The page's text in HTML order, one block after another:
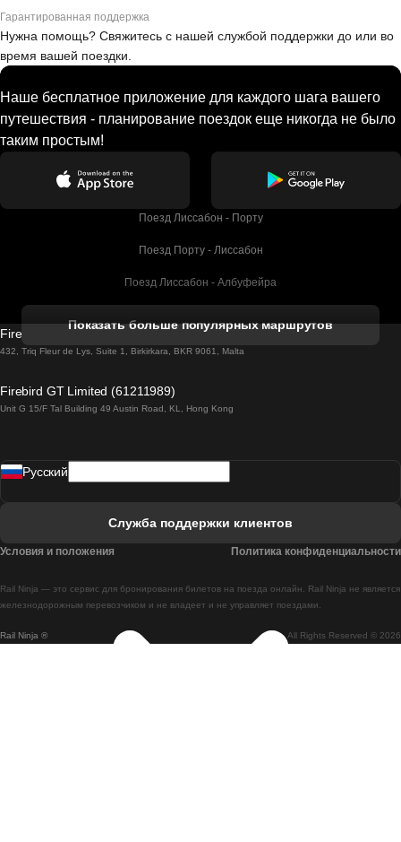
Гарантированная поддержка
Нужна помощь? Свяжитесь с нашей службой поддержки до или во
время вашей поездки.
Наше бесплатное приложение для каждого шага вашего
путешествия - планирование поездок еще никогда не было
таким простым!
Поезд Лиссабон - Порту
Поезд Порту - Лиссабон
Поезд Лиссабон - Албуфейра
Поезд Лиссабон - Лагос
Поезд Лиссабон - Мадрид
Поезд Лиссабон - Брага
Поезд Брага - Лиссабон
Показать больше популярных маршрутов
Firebird GT Limited (OC 1451)
432, Triq Fleur de Lys, Suite 1, Birkirkara, BKR 9061, Malta
Firebird GT Limited (61211989)
Unit G 15/F Tal Building 49 Austin Road, KL, Hong Kong
Rail Ninja ® All Rights Reserved © 2026
Rail Ninja — это сервис для бронирования билетов на поезда онлайн. Rail Ninja не является
железнодорожным перевозчиком и не владеет и не управляет поездами.
Pусский
Служба поддержки клиентов
Условия и положения Политика конфиденциальности